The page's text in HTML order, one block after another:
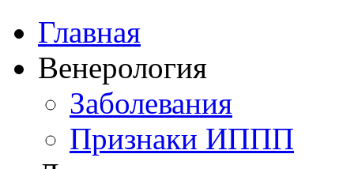
Главная
Венерология
Заболевания
Признаки ИППП